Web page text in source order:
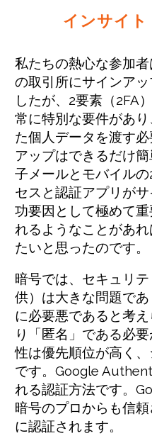
インサイト
私たちの熱心な参加
の取引所にサインア
したが、2要素（2FA
常に特別な要件があ
た個人データを渡す
アップはできるだけ
子メールとモバイル
セスと認証アプリが
功要因として極めて
れるようなことがあ
たいと思ったのです。
暗号では、セキュリ
供）は大きな問題で
に必要悪であると考
り「匿名」である必
性は優先順位が高く
です。Google
れる認証方法です。
暗号のプロからも信
に認証されます。